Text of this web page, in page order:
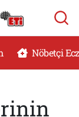
Nöbetçi